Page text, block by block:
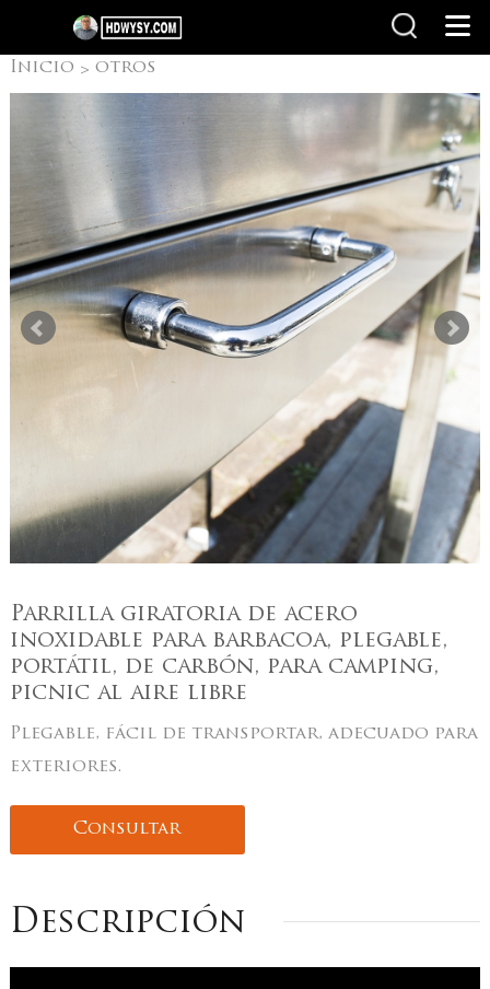
Inicio > otros
productos>Camping
Parrillas
Parrilla giratoria de acero
inoxidable para barbacoa, plegable,
portátil, de carbón, para camping,
picnic al aire libre
Plegable, fácil de transportar, adecuado para
exteriores.
Consultar
Descripción